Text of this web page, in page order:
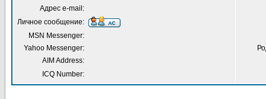
Адрес e-mail:
Личное сообщение:
MSN Messenger:
Yahoo Messenger:
AIM Address:
ICQ Number: